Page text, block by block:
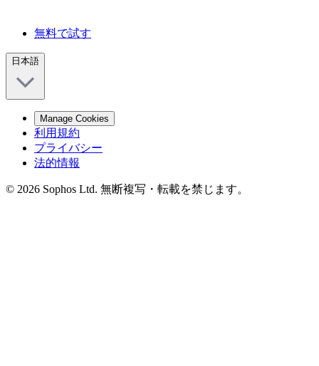
無料で試す
日本語
Manage Cookies
利用規約
プライバシー
法的情報
© 2026 Sophos Ltd. 無断複写・転載を禁じます。